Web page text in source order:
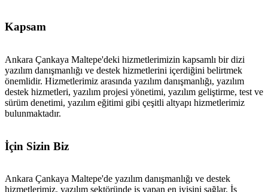
Kapsam
Ankara Çankaya Maltepe'deki hizmetlerimizin kapsamlı bir dizi
yazılım danışmanlığı ve destek hizmetlerini içerdiğini belirtmek
önemlidir. Hizmetlerimiz arasında yazılım danışmanlığı, yazılım
destek hizmetleri, yazılım projesi yönetimi, yazılım geliştirme, test ve
sürüm denetimi, yazılım eğitimi gibi çeşitli altyapı hizmetlerimiz
bulunmaktadır.
İçin Sizin Biz
Ankara Çankaya Maltepe'de yazılım danışmanlığı ve destek
hizmetlerimiz, yazılım sektöründe iş yapan en iyisini sağlar. İş